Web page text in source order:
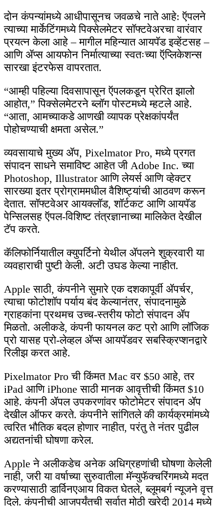
दोन कंपन्यांमध्ये आधीपासूनच जवळचे नाते आहे: ऍपलने
त्याच्या मार्केटिंगमध्ये पिक्सेलमेटर सॉफ्टवेअरचा वारंवार
प्रयत्न केला आहे – मागील महिन्यात आयपॅड इव्हेंटसह –
आणि ॲप्स आयफोन निर्मात्याच्या स्वतःच्या ऍप्लिकेशन्स
सारखा इंटरफेस वापरतात.
“आम्ही पहिल्या दिवसापासून ऍपलकडून प्रेरित झालो
आहोत,” पिक्सेलमेटरने ब्लॉग पोस्टमध्ये म्हटले आहे.
“आता, आमच्याकडे आणखी व्यापक प्रेक्षकांपर्यंत
पोहोचण्याची क्षमता असेल.”
व्यवसायाचे मुख्य ॲप, Pixelmator Pro, मध्ये प्रगत
संपादन साधने समाविष्ट आहेत जी Adobe Inc. च्या
Photoshop, Illustrator आणि लेयर्स आणि व्हेक्टर
सारख्या इतर प्रोग्राममधील वैशिष्ट्यांची आठवण करून
देतात. सॉफ्टवेअर आयक्लॉड, शॉर्टकट आणि आयपॅड
पेन्सिलसह ऍपल-विशिष्ट तंत्रज्ञानाच्या मालिकेत देखील
टॅप करते.
कॅलिफोर्नियातील क्युपर्टिनो येथील ॲपलने शुक्रवारी या
व्यवहाराची पुष्टी केली. अटी उघड केल्या नाहीत.
Apple साठी, कंपनीने सुमारे एक दशकापूर्वी ॲपर्चर,
त्याचा फोटोशॉप पर्याय बंद केल्यानंतर, संपादनामुळे
ग्राहकांना प्रथमच उच्च-स्तरीय फोटो संपादन ॲप
मिळतो. अलीकडे, कंपनी फायनल कट प्रो आणि लॉजिक
प्रो यासह प्रो-लेव्हल ॲप्स आयपॅडवर सबस्क्रिप्शनद्वारे
रिलीझ करत आहे.
Pixelmator Pro ची किंमत Mac वर $50 आहे, तर
iPad आणि iPhone साठी मानक आवृत्तीची किंमत $10
आहे. कंपनी ॲपल उपकरणांवर फोटोमेटर संपादन ॲप
देखील ऑफर करते. कंपनीने सांगितले की कार्यक्रमांमध्ये
त्वरित भौतिक बदल होणार नाहीत, परंतु ते नंतर पुढील
अद्यतनांची घोषणा करेल.
Apple ने अलीकडेच अनेक अधिग्रहणांची घोषणा केलेली
नाही, जरी या वर्षाच्या सुरुवातीला मॅन्युफॅक्चरिंगमध्ये मदत
करण्यासाठी डार्विनएआय विकत घेतले, ब्लूमबर्ग न्यूजने वृत्त
दिले. कंपनीची आजपर्यंतची सर्वात मोठी खरेदी 2014 मध्ये